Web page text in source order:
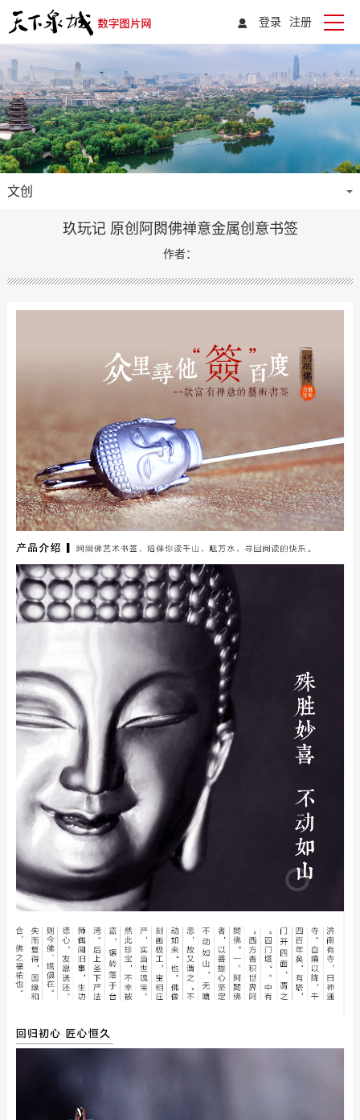
登录 注册
文创
玖玩记 原创阿閦佛禅意金属创意书签
作者：